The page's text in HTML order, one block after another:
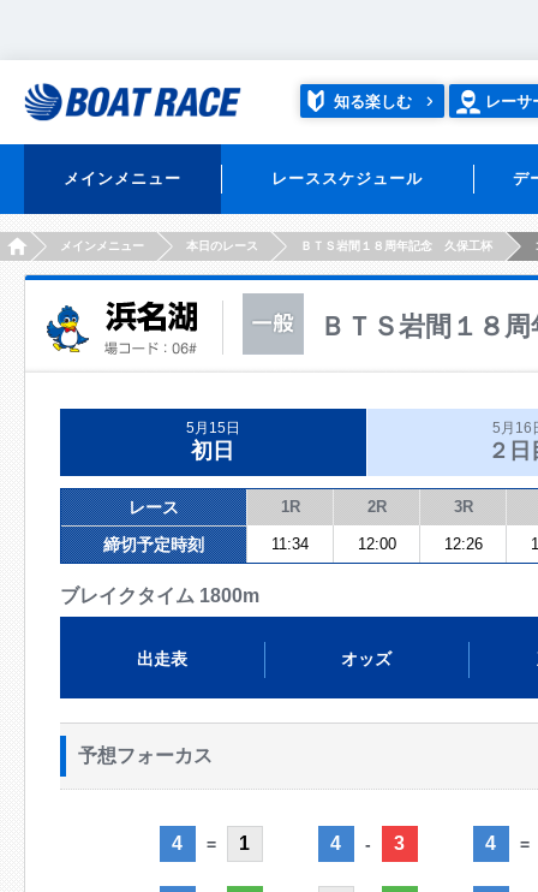
知る楽しむ レーサ
メインメニュー レーススケジュール デ
HOMEメインメニュー 本日のレース ＢＴＳ岩間１８周年記念 久保工杯
ＢＴＳ岩間１８
5月15日
初日
5月16
２日
レース 1R 2R 3R
締切予定時刻 11:34 12:00 12:26
ブレイクタイム 1800m
出走表 オッズ
予想フォーカス
4 = 1 4 - 3 4 =